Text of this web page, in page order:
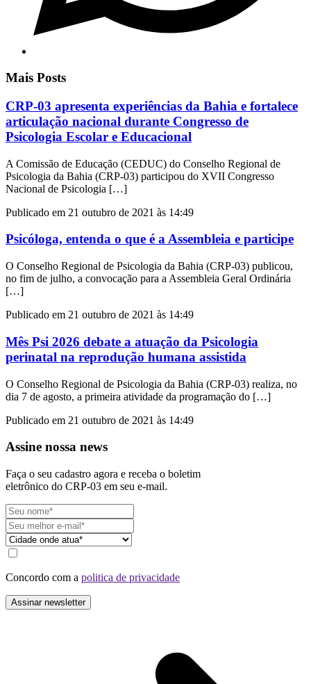
Mais Posts
CRP-03 apresenta experiências da Bahia e fortalece
articulação nacional durante Congresso de
Psicologia Escolar e Educacional
A Comissão de Educação (CEDUC) do Conselho Regional de
Psicologia da Bahia (CRP-03) participou do XVII Congresso
Nacional de Psicologia […]
Publicado em 21 outubro de 2021 às 14:49
Psicóloga, entenda o que é a Assembleia e participe
O Conselho Regional de Psicologia da Bahia (CRP-03) publicou,
no fim de julho, a convocação para a Assembleia Geral Ordinária
[…]
Publicado em 21 outubro de 2021 às 14:49
Mês Psi 2026 debate a atuação da Psicologia
perinatal na reprodução humana assistida
O Conselho Regional de Psicologia da Bahia (CRP-03) realiza, no
dia 7 de agosto, a primeira atividade da programação do […]
Publicado em 21 outubro de 2021 às 14:49
Assine nossa news
Faça o seu cadastro agora e receba o boletim
eletrônico do CRP-03 em seu e-mail.
Concordo com a politica de privacidade